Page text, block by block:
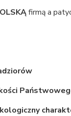
firmą a